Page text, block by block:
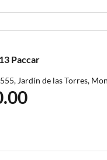
Paccar
Jardín de las Torres,